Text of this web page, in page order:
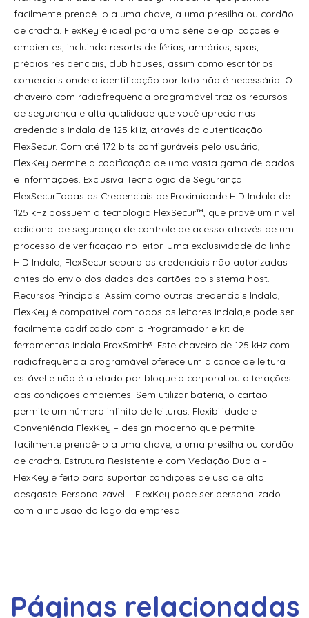
Cartão de Proximidade Hid® Iclass® 213X Integrável &
Iclass Prox™ Integrado
Cartão de Proximidade Hid® Iclass® Se™ 300X
Cartão de Proximidade Hid® Iclass® Se™ 310X + Prox™
Cartão de Proximidade Hid® Iclass® Se™ 3350 Clamshell
Classic Se
Cartão de Proximidade Hid® Iclass® Se™ 370X Mifare
Desfire Ev1 Se
Cartão de Proximidade Hid® Iclass® Se™ 38Xx Habilitado
Por Sio Mifare®/Desfire® Ev1 + Prox™
Cartão de Proximidade Hid® Iclass® Se™ Uhf/Mifare®
603X Classic Habilitado Para Sio™
Cartão de Proximidade Hid® Mifare® Desfire® Ev3
Cartão de Proximidade Hid® Mifare® Desfire® Ev3 +
Prox™
Cartão de Proximidade Hid® Proximity 1336 Duoprox® II
Cartão de Proximidade Hid® Proximity 1597 Cartão Smart
Isoprox® Ii
Cartão de Proximidade Hid® Proximity Isoprox® II 1386
Cartão de Proximidade Hid® Seos® + Prox™ 510X
Cartão de Proximidade Hid® Seos® Bamboo Eco
Cartão de Proximidade Hid® Seos® Clamshell
Cartão de Proximidade Hid® Seos®/Iclass® 522X
facilmente prendê-lo a uma chave, a uma presilha ou cordão
de crachá. FlexKey é ideal para uma série de aplicações e
ambientes, incluindo resorts de férias, armários, spas,
prédios residenciais, club houses, assim como escritórios
comerciais onde a identificação por foto não é necessária. O
chaveiro com radiofrequência programável traz os recursos
de segurança e alta qualidade que você aprecia nas
credenciais Indala de 125 kHz, através da autenticação
FlexSecur. Com até 172 bits configuráveis pelo usuário,
FlexKey permite a codificação de uma vasta gama de dados
e informações. Exclusiva Tecnologia de Segurança
FlexSecurTodas as Credenciais de Proximidade HID Indala de
125 kHz possuem a tecnologia FlexSecur™, que provê um nível
adicional de segurança de controle de acesso através de um
processo de verificação no leitor. Uma exclusividade da linha
HID Indala, FlexSecur separa as credenciais não autorizadas
antes do envio dos dados dos cartões ao sistema host.
Recursos Principais: Assim como outras credenciais Indala,
FlexKey é compatível com todos os leitores Indala,e pode ser
facilmente codificado com o Programador e kit de
ferramentas Indala ProxSmith®. Este chaveiro de 125 kHz com
radiofrequência programável oferece um alcance de leitura
estável e não é afetado por bloqueio corporal ou alterações
das condições ambientes. Sem utilizar bateria, o cartão
permite um número infinito de leituras. Flexibilidade e
Conveniência FlexKey – design moderno que permite
facilmente prendê-lo a uma chave, a uma presilha ou cordão
de crachá. Estrutura Resistente e com Vedação Dupla –
FlexKey é feito para suportar condições de uso de alto
desgaste. Personalizável – FlexKey pode ser personalizado
com a inclusão do logo da empresa.
Páginas relacionadas